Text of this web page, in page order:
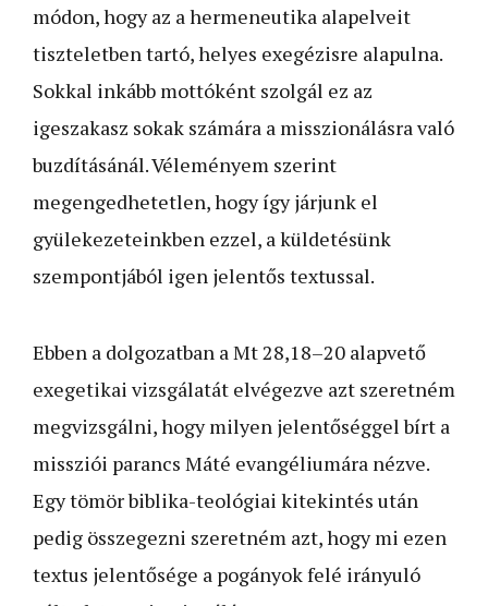
módon, hogy az a hermeneutika alapelveit
tiszteletben tartó, helyes exegézisre alapulna.
Sokkal inkább mottóként szolgál ez az
igeszakasz sokak számára a misszionálásra való
buzdításánál. Véleményem szerint
megengedhetetlen, hogy így járjunk el
gyülekezeteinkben ezzel, a küldetésünk
szempontjából igen jelentős textussal.
Ebben a dolgozatban a Mt 28,18–20 alapvető
exegetikai vizsgálatát elvégezve azt szeretném
megvizsgálni, hogy milyen jelentőséggel bírt a
missziói parancs Máté evangéliumára nézve.
Egy tömör biblika-teológiai kitekintés után
pedig összegezni szeretném azt, hogy mi ezen
textus jelentősége a pogányok felé irányuló